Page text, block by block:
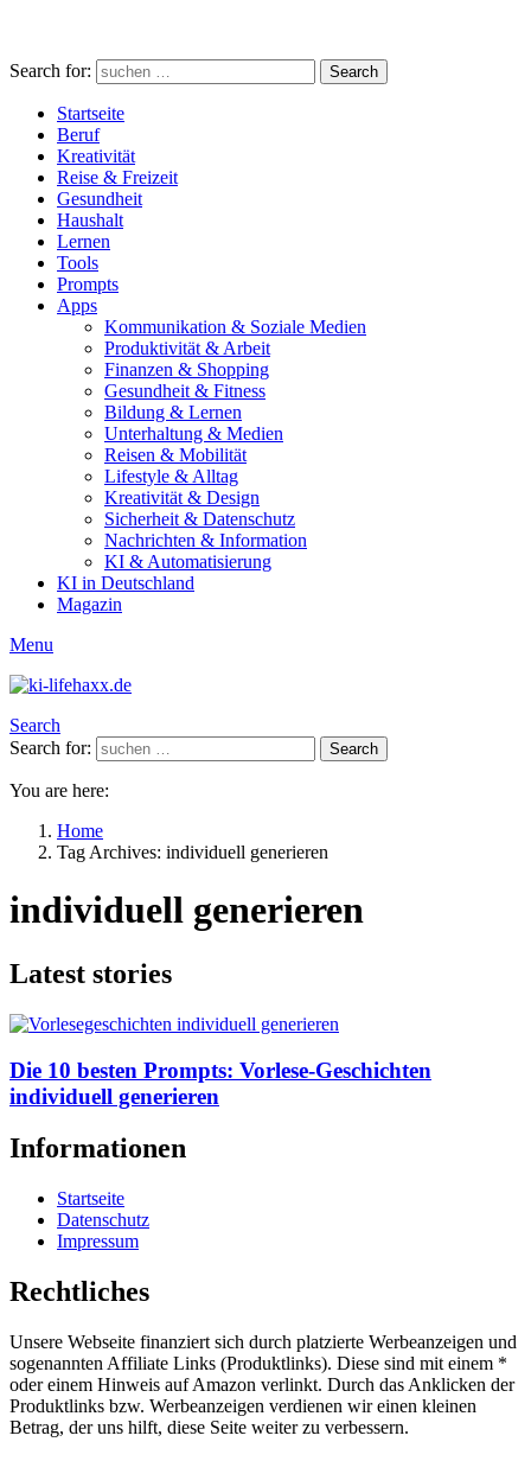
Search for: Search
Startseite
Beruf
Kreativität
Reise & Freizeit
Gesundheit
Haushalt
Lernen
Tools
Prompts
Apps
Kommunikation & Soziale Medien
Produktivität & Arbeit
Finanzen & Shopping
Gesundheit & Fitness
Bildung & Lernen
Unterhaltung & Medien
Reisen & Mobilität
Lifestyle & Alltag
Kreativität & Design
Sicherheit & Datenschutz
Nachrichten & Information
KI & Automatisierung
KI in Deutschland
Magazin
Menu
Search
Search for:
Search
You are here:
Home
Tag Archives: individuell generieren
individuell generieren
Latest stories
Die 10 besten Prompts: Vorlese-Geschichten
individuell generieren
Informationen
Startseite
Datenschutz
Impressum
Rechtliches
Unsere Webseite finanziert sich durch platzierte Werbeanzeigen und
sogenannten Affiliate Links (Produktlinks). Diese sind mit einem *
oder einem Hinweis auf Amazon verlinkt. Durch das Anklicken der
Produktlinks bzw. Werbeanzeigen verdienen wir einen kleinen
Betrag, der uns hilft, diese Seite weiter zu verbessern.